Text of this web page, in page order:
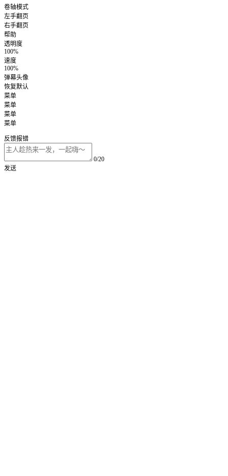
卷轴模式
左手翻页
右手翻页
帮助
透明度
100%
速度
100%
弹幕头像
恢复默认
菜单
菜单
菜单
菜单
反馈报错
0/20
发送